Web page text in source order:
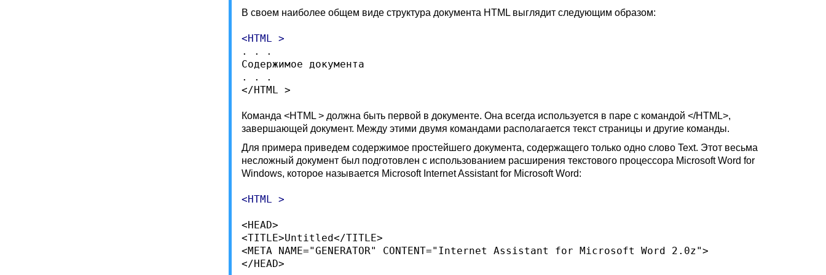
В своем наиболее общем виде структура документа HTML выглядит следующим образом:
. . .
Содержимое документа
. . .
Команда <HTML > должна быть первой в документе. Она всегда используется в паре с командой </HTML>,
завершающей документ. Между этими двумя командами располагается текст страницы и другие команды.
Для примера приведем содержимое простейшего документа, содержащего только одно слово Text. Этот весьма
несложный документ был подготовлен с использованием расширения текстового процессора Microsoft Word for
Windows, которое называется Microsoft Internet Assistantfor Microsoft Word:
<HTML >
<HEAD>
<TITLE>Untitled</TITLE>
<META NAME="GENERATOR" CONTENT="Internet Assistant for Microsoft Word 2.0z">
</HEAD>